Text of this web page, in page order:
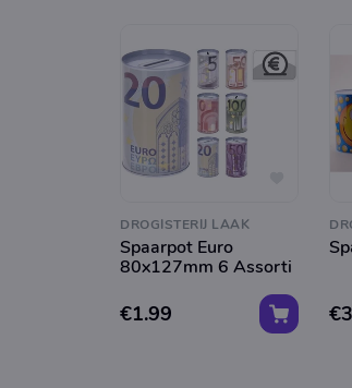
DROGISTERIJ LAAK
Spaarpot Euro
80x127mm 6 Assorti
€1.99